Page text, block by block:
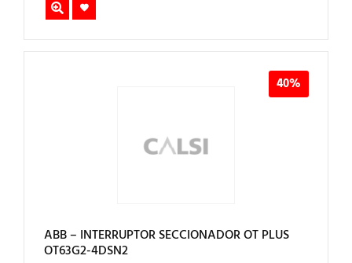
40%
ABB – INTERRUPTOR SECCIONADOR OT PLUS
OT63G2-4DSN2